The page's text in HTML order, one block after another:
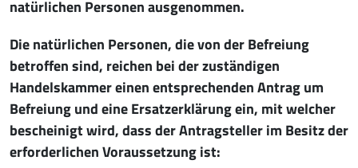
natürlichen Personen ausgenommen.
Die natürlichen Personen, die von der Befreiung
betroffen sind, reichen bei der zuständigen
Handelskammer einen entsprechenden Antrag um
Befreiung und eine Ersatzerklärung ein, mit welcher
bescheinigt wird, dass der Antragsteller im Besitz der
erforderlichen Voraussetzung ist: